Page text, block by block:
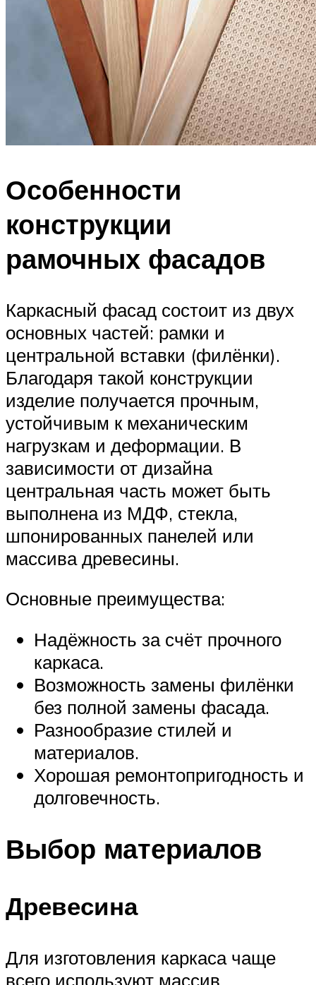
Особенности
конструкции
рамочных фасадов
Каркасный фасад состоит из двух
основных частей: рамки и
центральной вставки (филёнки).
Благодаря такой конструкции
изделие получается прочным,
устойчивым к механическим
нагрузкам и деформации. В
зависимости от дизайна
центральная часть может быть
выполнена из МДФ, стекла,
шпонированных панелей или
массива древесины.
Основные преимущества:
Надёжность за счёт прочного
каркаса.
Возможность замены филёнки
без полной замены фасада.
Разнообразие стилей и
материалов.
Хорошая ремонтопригодность и
долговечность.
Выбор материалов
Древесина
Для изготовления каркаса чаще
всего используют массив